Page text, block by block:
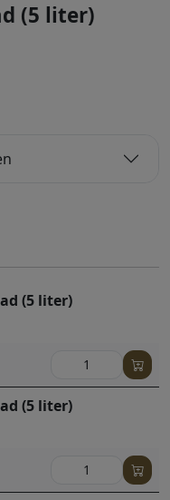
(5 liter)
(5 liter)
(5 liter)